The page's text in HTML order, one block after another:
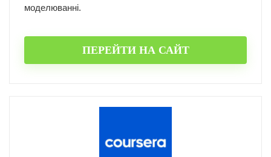
моделюванні.
ПЕРЕЙТИ НА САЙТ